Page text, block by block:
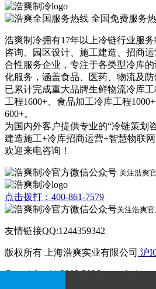
全国免费服务热
浩爽制冷拥有17年以上冷链行业服
咨询、园区设计、施工建造、招商
合性服务企业，专注于各类型冷库
化服务，涵盖食品、医药、物流及防
已累计完成重大品牌生鲜物流冷库
工程1600+、食品加工冷库工程
600+。
为国内外客户提供专业的“冷链策划
建造施工+冷库招商运营+智慧物联
欢迎来电咨询！
关注浩爽
点击拨打：400-861-7579
关注浩爽
友情链接QQ:1244359342
版权所有 上海浩爽实业有限公司 沪
Copyrights (c) 2009-2026